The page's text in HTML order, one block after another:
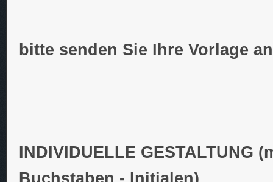
bitte senden Sie Ihre Vorlage
INDIVIDUELLE GESTALTUNG
Buchstaben - Initialen)